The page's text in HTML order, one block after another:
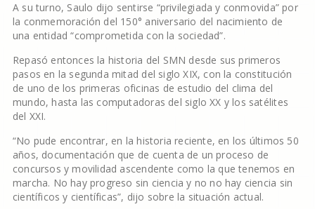
A su turno, Saulo dijo sentirse “privilegiada y conmovida” por
la conmemoración del 150° aniversario del nacimiento de
una entidad “comprometida con la sociedad”.
Repasó entonces la historia del SMN desde sus primeros
pasos en la segunda mitad del siglo XIX, con la constitución
de uno de los primeras oficinas de estudio del clima del
mundo, hasta las computadoras del siglo XX y los satélites
del XXI.
“No pude encontrar, en la historia reciente, en los últimos 50
años, documentación que de cuenta de un proceso de
concursos y movilidad ascendente como la que tenemos en
marcha. No hay progreso sin ciencia y no no hay ciencia sin
científicos y científicas”, dijo sobre la situación actual.